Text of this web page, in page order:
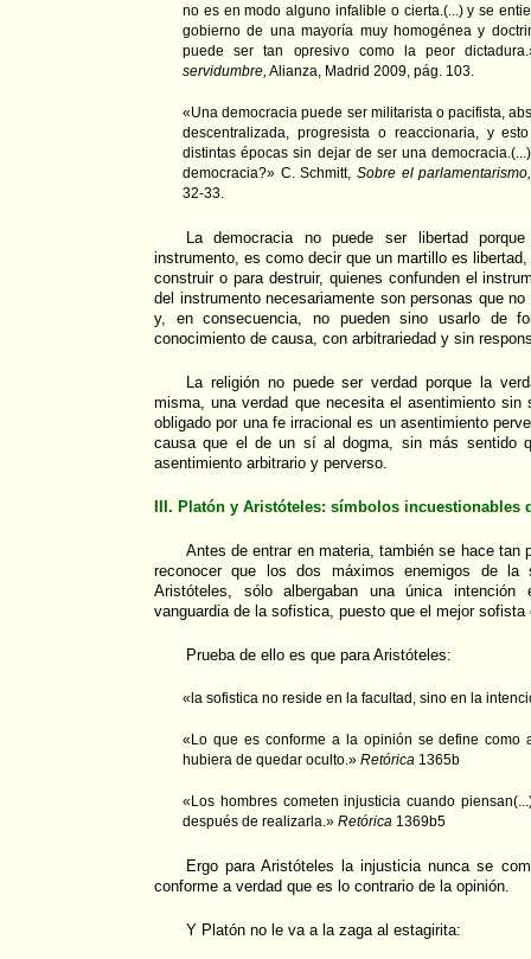
no es en modo alguno infalible o cierta.(...) y se
gobierno de una mayoría muy homogénea y
puede ser tan opresivo como la peor
servidumbre, Alianza, Madrid 2009, pág. 103.
«Una democracia puede ser militarista o pacifista,
descentralizada, progresista o reaccionaria, y
distintas épocas sin dejar de ser una
democracia?» C. Schmitt, Sobre el parlamentarismo,
32-33.
La democracia no puede ser libertad
instrumento, es como decir que un martillo es
construir o para destruir, quienes confunden el
del instrumento necesariamente son personas que
y, en consecuencia, no pueden sino usarlo de
conocimiento de causa, con arbitrariedad y sin
La religión no puede ser verdad porque la
misma, una verdad que necesita el asentimiento sin
obligado por una fe irracional es un asentimiento
causa que el de un sí al dogma, sin más sentido
asentimiento arbitrario y perverso.
III. Platón y Aristóteles: símbolos incuestionables
Antes de entrar en materia, también se hace tan
reconocer que los dos máximos enemigos de
Aristóteles, sólo albergaban una única
vanguardia de la sofistica, puesto que el mejor
Prueba de ello es que para Aristóteles:
«la sofistica no reside en la facultad, sino en la
«Lo que es conforme a la opinión se define como
hubiera de quedar oculto.» Retórica 1365b
«Los hombres cometen injusticia cuando
después de realizarla.» Retórica 1369b5
Ergo para Aristóteles la injusticia nunca se
conforme a verdad que es lo contrario de la opinión.
Y Platón no le va a la zaga al estagirita: